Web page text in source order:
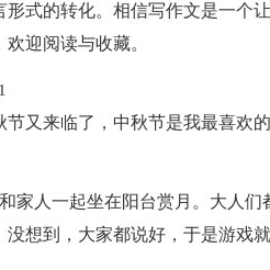
形式的转化。相信写作文是一个
迎阅读与收藏。
节又来临了，中秋节是我最喜欢
家人一起坐在阳台赏月。大人
想到，大家都说好，于是游戏就